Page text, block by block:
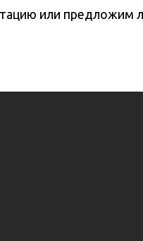
или предложим